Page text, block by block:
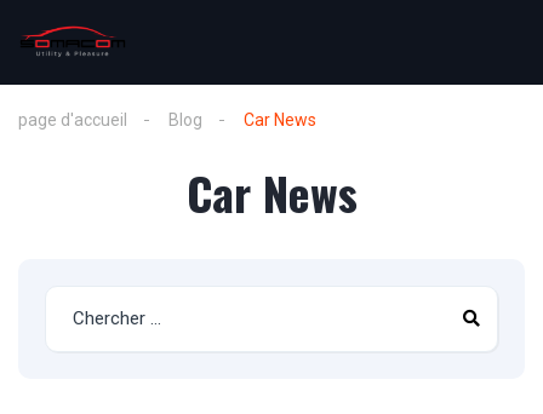
page d'accueil Blog Car News
Car News